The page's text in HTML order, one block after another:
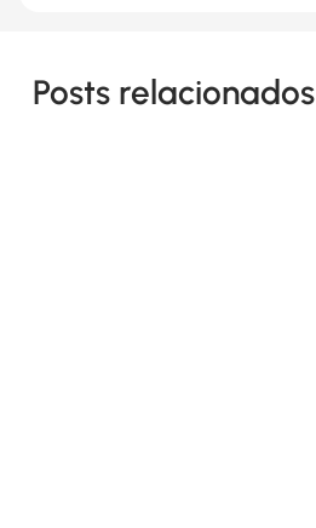
Posts relacionados